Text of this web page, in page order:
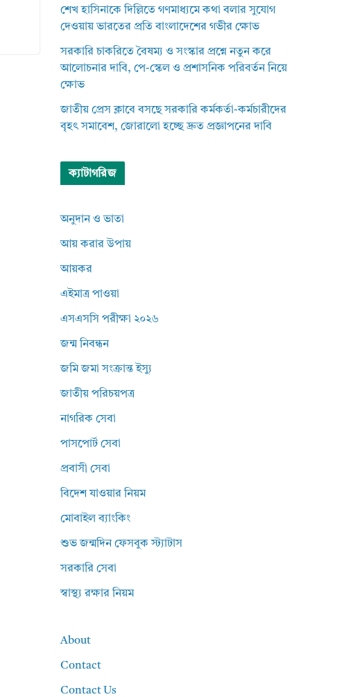
শেখ হাসিনাকে দিল্লিতে গণমাধ্যমে কথা বলার সুযোগ
দেওয়ায় ভারতের প্রতি বাংলাদেশের গভীর ক্ষোভ
সরকারি চাকরিতে বৈষম্য ও সংস্কার প্রশ্নে নতুন করে
আলোচনার দাবি, পে-স্কেল ও প্রশাসনিক পরিবর্তন নিয়ে
ক্ষোভ
জাতীয় প্রেস ক্লাবে বসছে সরকারি কর্মকর্তা-কর্মচারীদের
বৃহৎ সমাবেশ, জোরালো হচ্ছে দ্রুত প্রজ্ঞাপনের দাবি
ক্যাটাগরিজ
অনুদান ও ভাতা
আয় করার উপায়
আয়কর
এইমাত্র পাওয়া
এসএসসি পরীক্ষা ২০২৬
জন্ম নিবন্ধন
জমি জমা সংক্রান্ত ইস্যু
জাতীয় পরিচয়পত্র
নাগরিক সেবা
পাসপোর্ট সেবা
প্রবাসী সেবা
বিদেশ যাওয়ার নিয়ম
মোবাইল ব্যাংকিং
শুভ জন্মদিন ফেসবুক স্ট্যাটাস
সরকারি সেবা
স্বাস্থ্য রক্ষার নিয়ম
About
Contact
Contact Us